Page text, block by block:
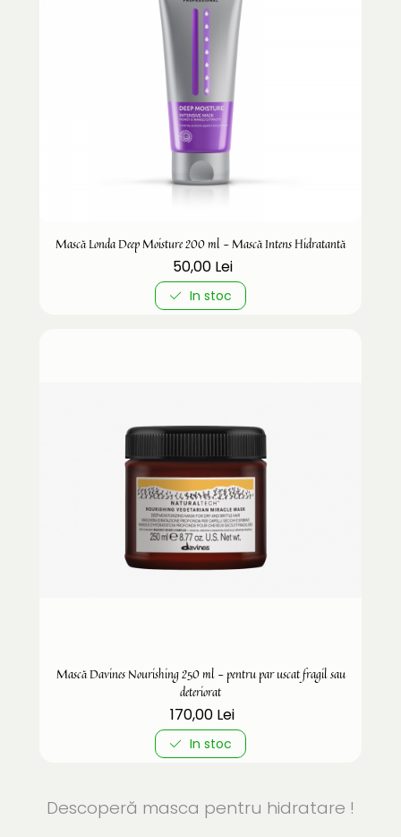
Mască Londa Deep Moisture 200 ml - Mască Intens Hidratantă
50,00 Lei
In stoc
Mască Davines Nourishing 250 ml - pentru par uscat fragil sau
deteriorat
170,00 Lei
In stoc
Descoperă masca pentru hidratare !